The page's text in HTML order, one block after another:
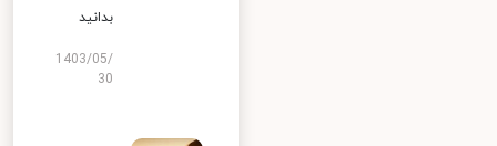
بدانید
1403/05/
30